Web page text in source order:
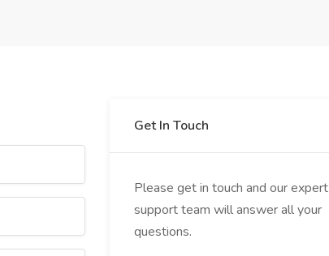
Get In Touch
Please get in touch and our expert
support team will answer all your
questions.